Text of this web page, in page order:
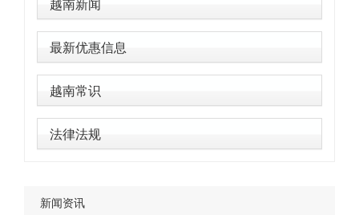
最新优惠信息
越南常识
法律法规
新闻资讯